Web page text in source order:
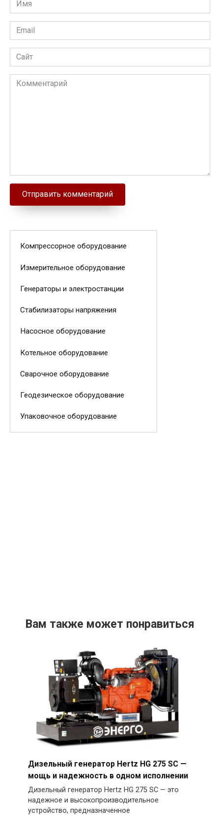
Email
Сайт
Комментарий
Компрессорное оборудование
Измерительное оборудование
Генераторы и электростанции
Стабилизаторы напряжения
Насосное оборудование
Котельное оборудование
Сварочное оборудование
Геодезическое оборудование
Упаковочное оборудование
Вам также может понравиться
Дизельный генератор Hertz HG 275 SC —
мощь и надежность в одном исполнении
Дизельный генератор Hertz HG 275 SC — это
надежное и высокопроизводительное
устройство, предназначенное